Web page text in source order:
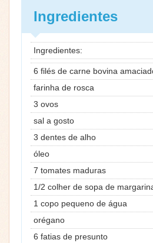
Ingredientes
Ingredientes:
6 filés de carne bovina
farinha de rosca
3 ovos
sal a gosto
3 dentes de alho
óleo
7 tomates maduras
1/2 colher de sopa de
1 copo pequeno de água
orégano
6 fatias de presunto